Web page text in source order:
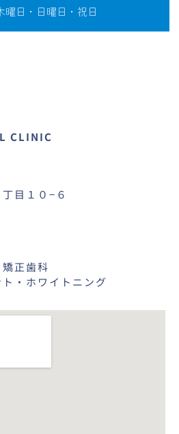
曜日・日曜日・祝日
CLINIC
目１０−６
正歯科
・ホワイトニング